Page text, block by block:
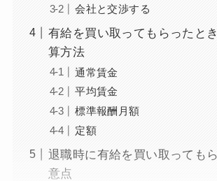
会社と交渉する
有給を買い取ってもらったと
算方法
通常賃金
平均賃金
標準報酬月額
定額
退職時に有給を買い取っても
意点